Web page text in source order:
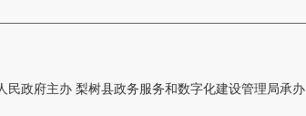
民政府主办 梨树县政务服务和数字化建设管理局承办